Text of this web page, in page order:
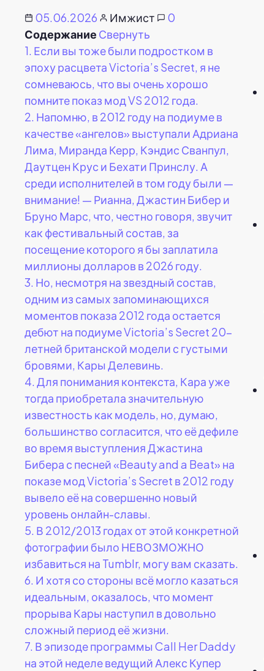
05.06.2026 Имжист
0
Содержание Свернуть
1. Если вы тоже были подростком в
эпоху расцвета Victoria’s Secret, я не
сомневаюсь, что вы очень хорошо
помните показ мод VS 2012 года.
2. Напомню, в 2012 году на подиуме в
качестве «ангелов» выступали Адриана
Лима, Миранда Керр, Кэндис Сванпул,
Даутцен Крус и Бехати Принслу. А
среди исполнителей в том году были —
внимание! — Рианна, Джастин Бибер и
Бруно Марс, что, честно говоря, звучит
как фестивальный состав, за
посещение которого я бы заплатила
миллионы долларов в 2026 году.
3. Но, несмотря на звездный состав,
одним из самых запоминающихся
моментов показа 2012 года остается
дебют на подиуме Victoria’s Secret 20-
летней британской модели с густыми
бровями, Кары Делевинь.
4. Для понимания контекста, Кара уже
тогда приобретала значительную
известность как модель, но, думаю,
большинство согласится, что её дефиле
во время выступления Джастина
Бибера с песней «Beauty and a Beat» на
показе мод Victoria’s Secret в 2012 году
вывело её на совершенно новый
уровень онлайн-славы.
5. В 2012/2013 годах от этой конкретной
фотографии было НЕВОЗМОЖНО
избавиться на Tumblr, могу вам сказать.
6. И хотя со стороны всё могло казаться
идеальным, оказалось, что момент
прорыва Кары наступил в довольно
сложный период её жизни.
7. В эпизоде программы Call Her Daddy
на этой неделе ведущий Алекс Купер